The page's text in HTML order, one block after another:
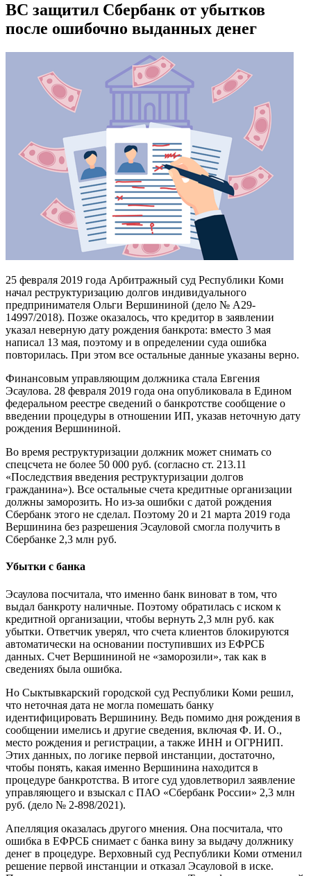
ВС защитил Сбербанк от убытков
после ошибочно выданных денег
25 февраля 2019 года Арбитражный суд Республики Коми
начал реструктуризацию долгов индивидуального
предпринимателя Ольги Вершининой (дело № А29-
14997/2018). Позже оказалось, что кредитор в заявлении
указал неверную дату рождения банкрота: вместо 3 мая
написал 13 мая, поэтому и в определении суда ошибка
повторилась. При этом все остальные данные указаны верно.
Финансовым управляющим должника стала Евгения
Эсаулова. 28 февраля 2019 года она опубликовала в Едином
федеральном реестре сведений о банкротстве сообщение о
введении процедуры в отношении ИП, указав неточную дату
рождения Вершининой.
Во время реструктуризации должник может снимать со
спецсчета не более 50 000 руб. (согласно ст. 213.11
«Последствия введения реструктуризации долгов
гражданина»). Все остальные счета кредитные организации
должны заморозить. Но из-за ошибки с датой рождения
Сбербанк этого не сделал. Поэтому 20 и 21 марта 2019 года
Вершинина без разрешения Эсауловой смогла получить в
Сбербанке 2,3 млн руб.
Убытки с банка
Эсаулова посчитала, что именно банк виноват в том, что
выдал банкроту наличные. Поэтому обратилась с иском к
кредитной организации, чтобы вернуть 2,3 млн руб. как
убытки. Ответчик уверял, что счета клиентов блокируются
автоматически на основании поступивших из ЕФРСБ
данных. Счет Вершининой не «заморозили», так как в
сведениях была ошибка.
Но Сыктывкарский городской суд Республики Коми решил,
что неточная дата не могла помешать банку
идентифицировать Вершинину. Ведь помимо дня рождения в
сообщении имелись и другие сведения, включая Ф. И. О.,
место рождения и регистрации, а также ИНН и ОГРНИП.
Этих данных, по логике первой инстанции, достаточно,
чтобы понять, какая именно Вершинина находится в
процедуре банкротства. В итоге суд удовлетворил заявление
управляющего и взыскал с ПАО «Сбербанк России» 2,3 млн
руб. (дело № 2-898/2021).
Апелляция оказалась другого мнения. Она посчитала, что
ошибка в ЕФРСБ снимает с банка вину за выдачу должнику
денег в процедуре. Верховный суд Республики Коми отменил
решение первой инстанции и отказал Эсауловой в иске.